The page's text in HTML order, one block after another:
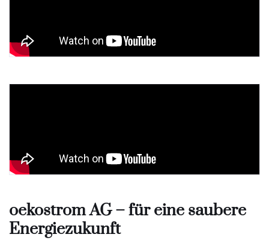
oekostrom AG – für eine saubere
Energiezukunft